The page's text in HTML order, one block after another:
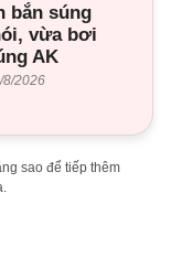
bắn súng
vừa bơi
AK
8/2026
sao để tiếp thêm